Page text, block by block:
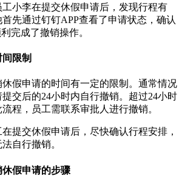
工小李在提交休假申请后，发现行程有
先通过钉钉APP查看了申请状态，确认
完成了撤销操作。
限制
假申请的时间有一定的限制。通常情况
交后的24小时内自行撤销。超过24小时
程，员工需联系审批人进行撤销。
在提交休假申请后，尽快确认行程安排，
自行撤销。
假申请的步骤